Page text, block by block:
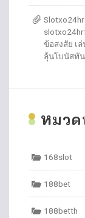
ข้อสงสัย เ
ลุ้นโบนัสทั
หมว
168slot
188bet
188betth